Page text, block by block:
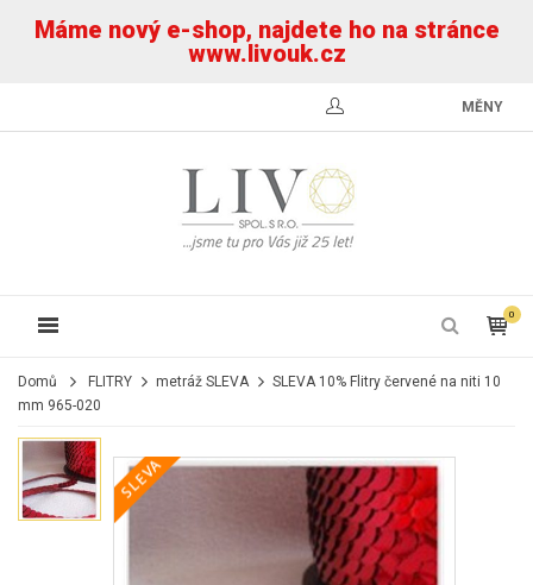
Máme nový e-shop, najdete ho na stránce
www.livouk.cz
MĚNY
0
Domů FLITRY metráž SLEVA
SLEVA 10% Flitry červené na niti 10
mm 965-020